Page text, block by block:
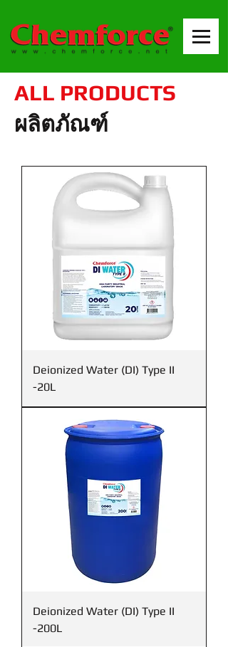
ALL PRODUCTS
ผลิตภัณฑ์
Deionized Water (DI) Type II
-20L
Deionized Water (DI) Type II
-200L